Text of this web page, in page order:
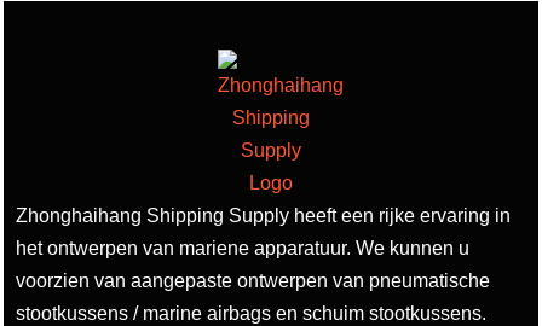
Zhonghaihang Shipping Supply heeft een rijke ervaring in
het ontwerpen van mariene apparatuur. We kunnen u
voorzien van aangepaste ontwerpen van pneumatische
stootkussens / marine airbags en schuim stootkussens.